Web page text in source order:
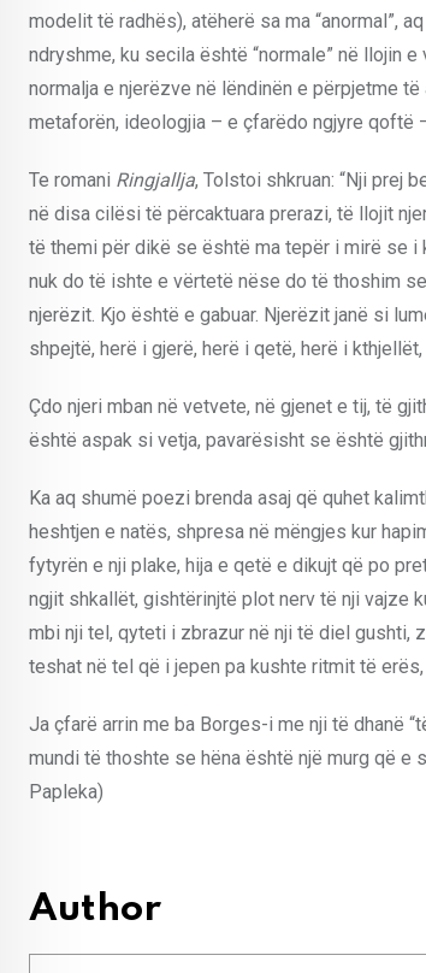
modelit të radhës), atëherë sa ma “anormal”,
ndryshme, ku secila është “normale” në llojin
normalja e njerëzve në lëndinën e përpjetme
metaforën, ideologjia – e çfarëdo ngjyre qoftë
Te romani Ringjallja, Tolstoi shkruan: “Nji prej
në disa cilësi të përcaktuara prerazi, të llojit
të themi për dikë se është ma tepër i mirë se i
nuk do të ishte e vërtetë nëse do të thoshim
njerëzit. Kjo është e gabuar. Njerëzit janë si
shpejtë, herë i gjerë, herë i qetë, herë i
Çdo njeri mban në vetvete, në gjenet e tij, të
është aspak si vetja, pavarësisht se është
Ka aq shumë poezi brenda asaj që quhet
heshtjen e natës, shpresa në mëngjes kur
fytyrën e nji plake, hija e qetë e dikujt që po
ngjit shkallët, gishtërinjtë plot nerv të nji vajze
mbi nji tel, qyteti i zbrazur në nji të diel gushti,
teshat në tel që i jepen pa kushte ritmit të
Ja çfarë arrin me ba Borges-i me nji të dhanë
mundi të thoshte se hëna është një murg që e
Papleka)
Author